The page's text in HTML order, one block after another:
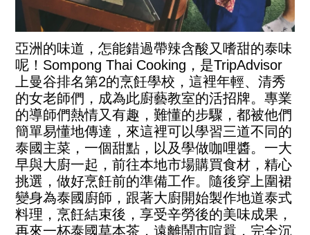
亞洲的味道，怎能錯過帶辣含酸又嗜甜的泰味
呢！Sompong Thai Cooking，是TripAdvisor
上曼谷排名第2的烹飪學校，這裡年輕、清秀
的女老師們，成為此廚藝教室的活招牌。專業
的導師們熱情又有趣，難懂的步驟，都被他們
簡單易懂地傳達，來這裡可以學習三道不同的
泰國主菜，一個甜點，以及學做咖哩醬。一大
早與大廚一起，前往本地市場購買食材，精心
挑選，做好烹飪前的準備工作。隨後穿上圍裙
變身為泰國廚師，跟著大廚開始製作地道泰式
料理，烹飪結束後，享受辛勞後的美味成果，
再來一杯泰國草本茶，遠離鬧市喧囂，完全沉